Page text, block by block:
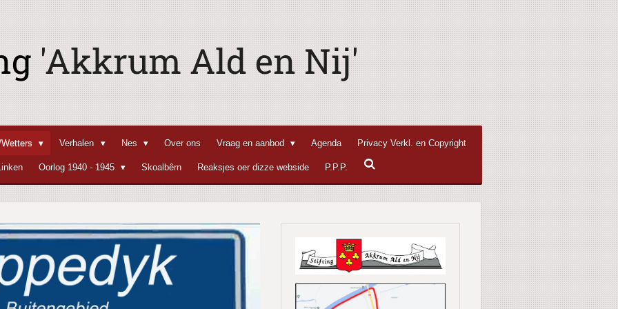
'Akkrum Ald en Nij'
Verhalen Nes Over ons Vraag en aanbod Agenda Privacy Verkl. en Copyright
Oorlog 1940 - 1945 Skoalbêrn Reaksjes oer dizze webside P.P.P.